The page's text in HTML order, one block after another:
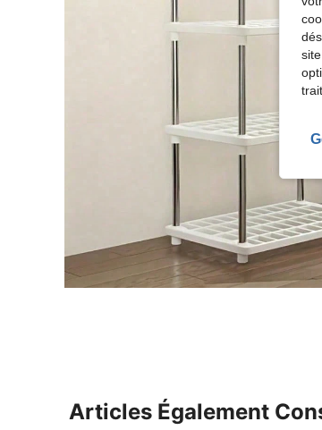
Articles Également